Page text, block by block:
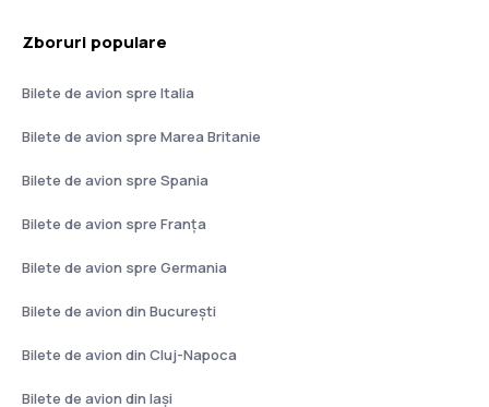
Zboruri populare
Bilete de avion spre Italia
Bilete de avion spre Marea Britanie
Bilete de avion spre Spania
Bilete de avion spre Franţa
Bilete de avion spre Germania
Bilete de avion din București
Bilete de avion din Cluj-Napoca
Bilete de avion din Iași